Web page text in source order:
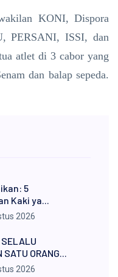
KONI, Dispora
PERSANI, ISSI, dan
atlet di 3 cabor yang
dan balap sepeda.
5
Kaki ya...
2026
SELALU
ORANG...
2026